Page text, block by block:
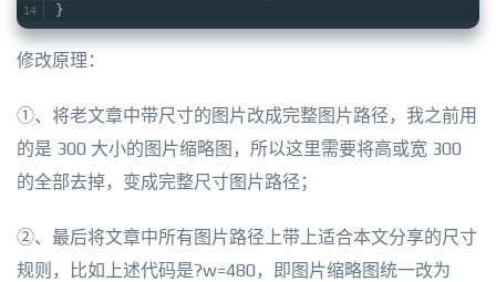
}
修改原理：
①、将老文章中带尺寸的图片改成完整图片路径，我之前用
的是 300 大小的图片缩略图，所以这里需要将高或宽 300
的全部去掉，变成完整尺寸图片路径；
②、最后将文章中所有图片路径上带上适合本文分享的尺寸
规则，比如上述代码是?w=480，即图片缩略图统一改为